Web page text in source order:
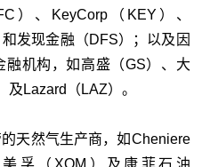
）、KeyCorp（KEY）、
发现金融（DFS）；以及因
融机构，如高盛（GS）、大
Lazard（LAZ）。
天然气生产商，如Cheniere
孚（XOM）及康菲石油